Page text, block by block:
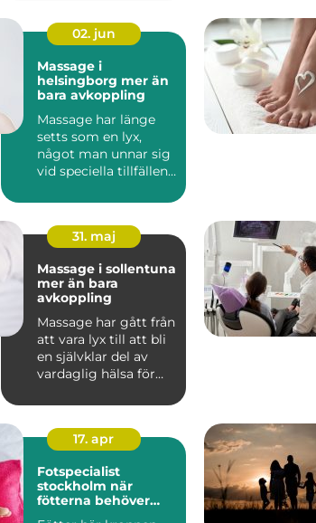
02. jun
Massage i
helsingborg mer än
bara avkoppling
Massage har länge
setts som en lyx,
något man unnar sig
vid speciella tillfällen.
31. maj
Massage i sollentuna
mer än bara
avkoppling
Massage har gått från
att vara lyx till att bli
en självklar del av
vardaglig hälsa för
17. apr
Fotspecialist
stockholm när
fötterna behöver